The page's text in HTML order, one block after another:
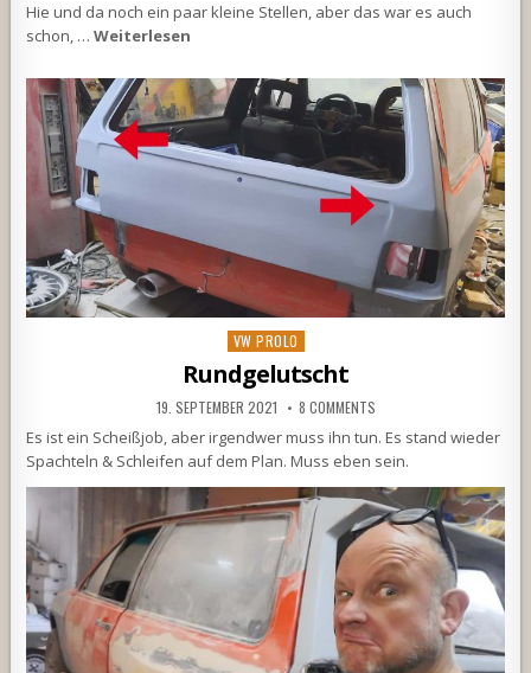
Hie und da noch ein paar kleine Stellen, aber das war es auch
schon, …Weiterlesen
Posted
in
VW PROLO
Rundgelutscht
19. SEPTEMBER 2021 8 COMMENTS
Es ist ein Scheißjob, aber irgendwer muss ihn tun. Es stand wieder
Spachteln & Schleifen auf dem Plan. Muss eben sein.